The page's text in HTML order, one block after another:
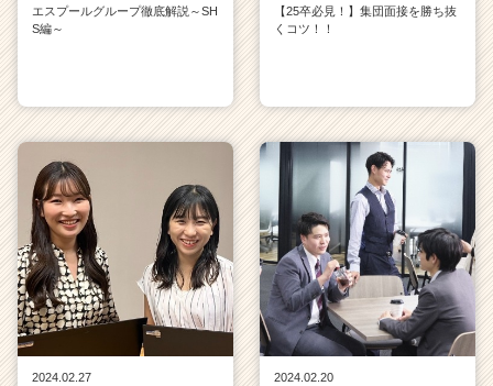
エスプールグループ徹底解説～SH
S編～
【25卒必見！】集団面接を勝ち抜
くコツ！！
2024.02.27
2024.02.20